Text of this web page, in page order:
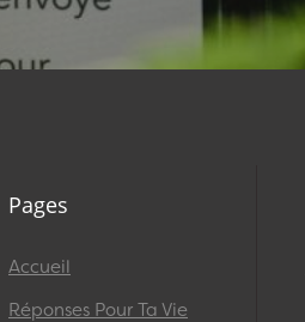
Pages
Accueil
Réponses Pour Ta Vie